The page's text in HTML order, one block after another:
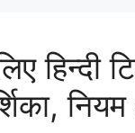
हिन्दी